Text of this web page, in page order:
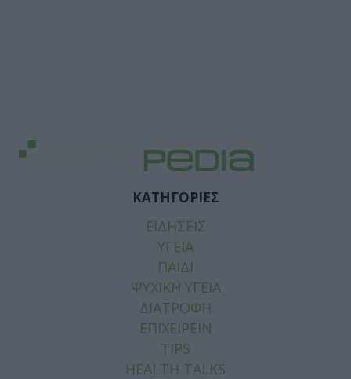
ΚΑΤΗΓΟΡΙΕΣ
ΕΙΔΗΣΕΙΣ
ΥΓΕΙΑ
ΠΑΙΔΙ
ΨΥΧΙΚΗ ΥΓΕΙΑ
ΔΙΑΤΡΟΦΗ
ΕΠΙΧΕΙΡΕΙΝ
TIPS
HEALTH TALKS